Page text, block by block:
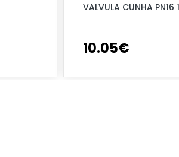
VALVULA CUNHA PN16
10.05€